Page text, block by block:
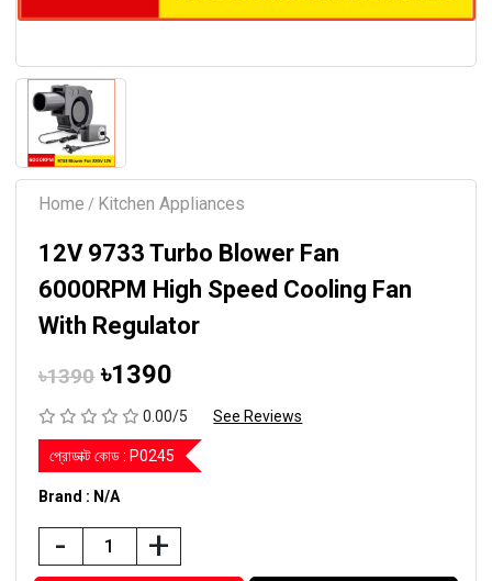
Home / Kitchen Appliances
12V 9733 Turbo Blower Fan
6000RPM High Speed Cooling Fan
With Regulator
৳1390৳1390
0.00/5 See Reviews
প্রোডাক্ট কোড : P0245
Brand : N/A
- +